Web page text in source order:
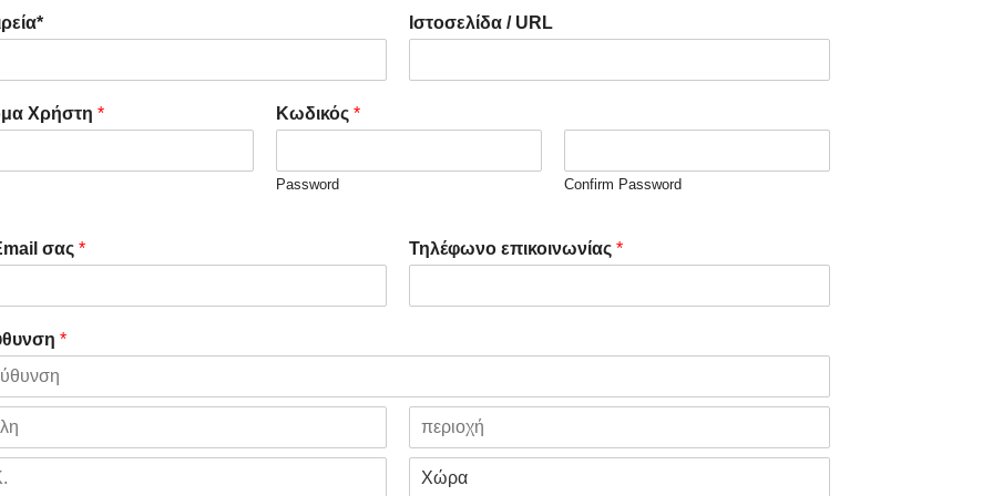
a
s
Ιστοσελίδα / URL
Χρήστη * Κωδικός *
Password Confirm Password
σας * Τηλέφωνο επικοινωνίας *
*
S